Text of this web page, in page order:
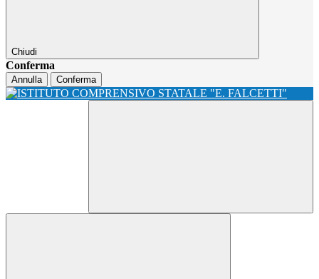
Chiudi
Conferma
Annulla Conferma